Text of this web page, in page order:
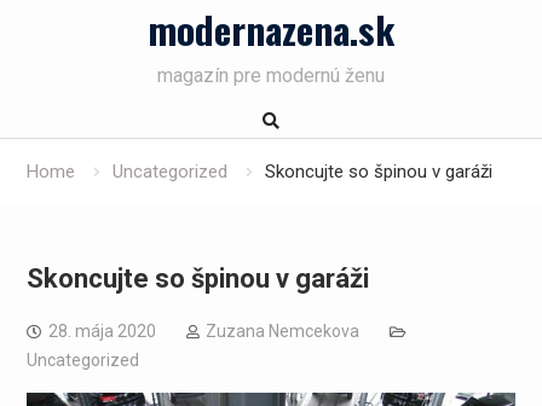
modernazena.sk
magazín pre modernú ženu
Home Uncategorized Skoncujte so špinou v garáži
Skoncujte so špinou v garáži
28. mája 2020
Zuzana Nemcekova
Uncategorized